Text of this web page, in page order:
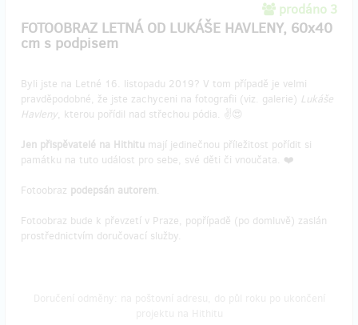
prodáno 3
FOTOOBRAZ LETNÁ OD LUKÁŠE HAVLENY, 60x40
cm s podpisem
Byli jste na Letné 16. listopadu 2019? V tom případě je velmi
pravděpodobné, že jste zachyceni na fotografii (viz. galerie) Lukáše
Havleny, kterou pořídil nad střechou pódia. ✌️😍
Jen přispěvatelé na Hithitu mají jedinečnou příležitost pořídit si
památku na tuto událost pro sebe, své děti či vnoučata. ❤️
Fotoobraz podepsán autorem.
Fotoobraz bude k převzetí v Praze, popřípadě (po domluvě) zaslán
prostřednictvím doručovací služby.